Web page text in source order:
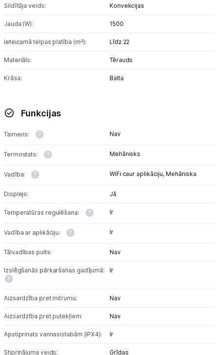
Sildītāja veids: Konvekcijas
Jauda (W): 1500
Ieteicamā telpas platība (m²): Līdz 22
Materiāls: Tērauds
Krāsa: Balta
Funkcijas
Taimeris: Nav
Termostats: Mehānisks
Vadība: WiFi caur aplikāciju, Mehāniska
Displejs: Jā
Temperatūras regulēšana: Ir
Vadība ar aplikāciju: Ir
Tālvadības pults: Nav
Izslēgšanās pārkaršanas gadījumā: Ir
Aizsardzība pret mitrumu: Nav
Aizsardzība pret putekļiem: Nav
Apstiprinats vannasistabām (IPX4): Ir
Stiprinājuma veids: Grīdas